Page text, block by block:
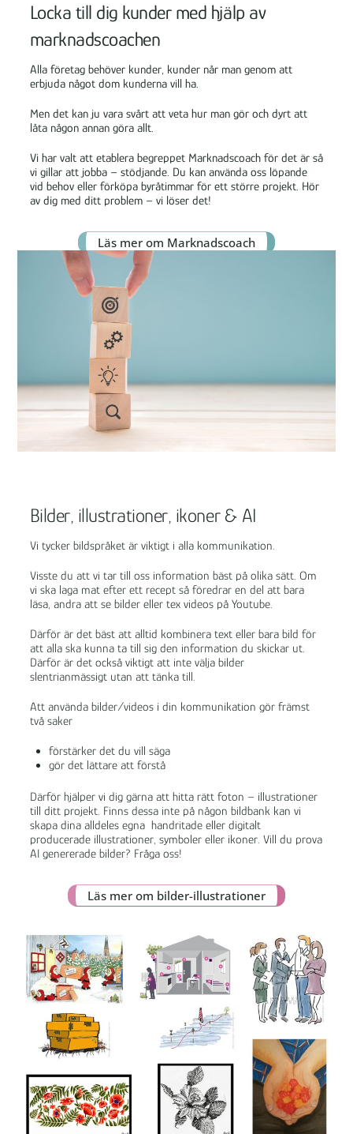
Locka till dig kunder med hjälp av
marknadscoachen
Alla företag behöver kunder, kunder når man genom att
erbjuda något dom kunderna vill ha.
Men det kan ju vara svårt att veta hur man gör och dyrt att
låta någon annan göra allt.
Vi har valt att etablera begreppet Marknadscoach för det är så
vi gillar att jobba – stödjande. Du kan använda oss löpande
vid behov eller förköpa byråtimmar för ett större projekt. Hör
av dig med ditt problem – vi löser det!
Läs mer om Marknadscoach
Bilder, illustrationer, ikoner & AI
Vi tycker bildspråket är viktigt i alla kommunikation.
Visste du att vi tar till oss information bäst på olika sätt. Om
vi ska laga mat efter ett recept så föredrar en del att bara
läsa, andra att se bilder eller tex videos på Youtube.
Därför är det bäst att alltid kombinera text eller bara bild för
att alla ska kunna ta till sig den information du skickar ut.
Därför är det också viktigt att inte välja bilder
slentrianmässigt utan att tänka till.
Att använda bilder/videos i din kommunikation gör främst
två saker
förstärker det du vill säga
gör det lättare att förstå
Därför hjälper vi dig gärna att hitta rätt foton – illustrationer
till ditt projekt. Finns dessa inte på någon bildbank kan vi
skapa dina alldeles egna handritade eller digitalt
producerade illustrationer, symboler eller ikoner. Vill du prova
AI genererade bilder? Fråga oss!
Läs mer om bilder-illustrationer